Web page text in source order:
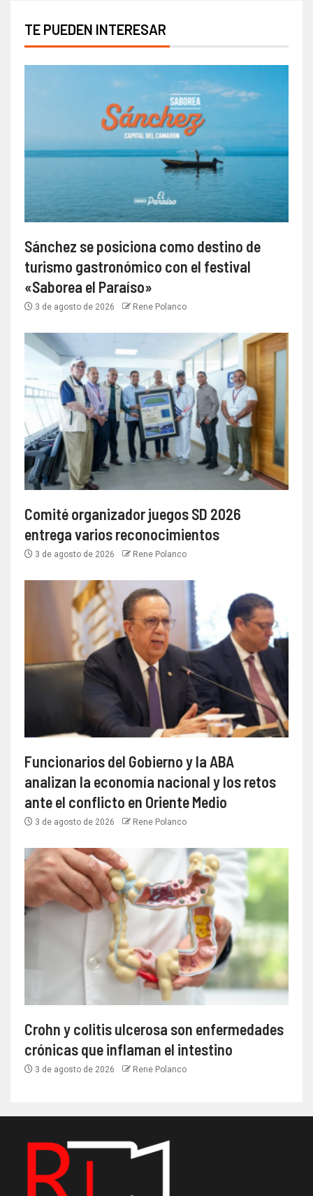
TE PUEDEN INTERESAR
Sánchez se posiciona como destino de
turismo gastronómico con el festival
«Saborea el Paraíso»
3 de agosto de 2026 Rene Polanco
Comité organizador juegos SD 2026
entrega varios reconocimientos
3 de agosto de 2026 Rene Polanco
Funcionarios del Gobierno y la ABA
analizan la economía nacional y los retos
ante el conflicto en Oriente Medio
3 de agosto de 2026 Rene Polanco
Crohn y colitis ulcerosa son enfermedades
crónicas que inflaman el intestino
3 de agosto de 2026 Rene Polanco